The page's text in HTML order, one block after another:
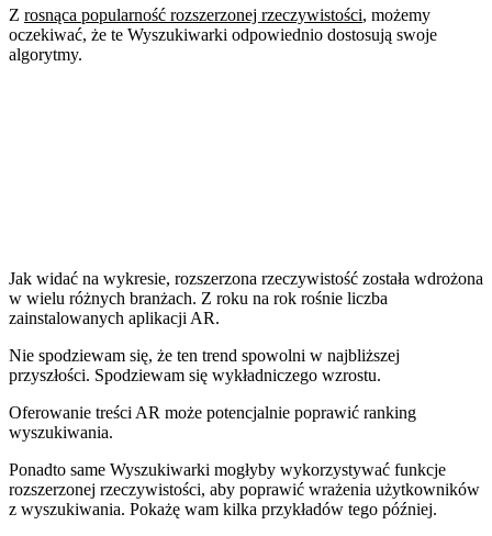
Z rosnąca popularność rozszerzonej rzeczywistości, możemy
oczekiwać, że te Wyszukiwarki odpowiednio dostosują swoje
algorytmy.
Jak widać na wykresie, rozszerzona rzeczywistość została wdrożona
w wielu różnych branżach. Z roku na rok rośnie liczba
zainstalowanych aplikacji AR.
Nie spodziewam się, że ten trend spowolni w najbliższej
przyszłości. Spodziewam się wykładniczego wzrostu.
Oferowanie treści AR może potencjalnie poprawić ranking
wyszukiwania.
Ponadto same Wyszukiwarki mogłyby wykorzystywać funkcje
rozszerzonej rzeczywistości, aby poprawić wrażenia użytkowników
z wyszukiwania. Pokażę wam kilka przykładów tego później.